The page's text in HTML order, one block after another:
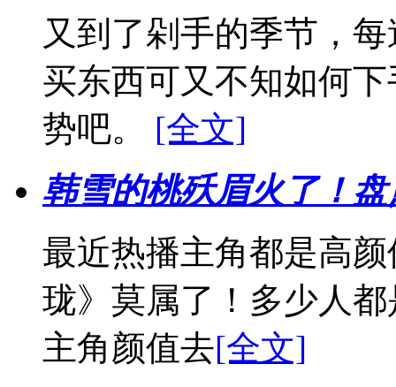
又到了剁手的季节，
买东西可又不知如何
势吧。 [全文]
韩雪的桃殀眉火了！
最近热播主角都是高
珑》莫属了！多少人
主角颜值去[全文]